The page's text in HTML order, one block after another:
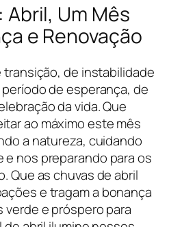
Um Mês
e Renovação
transição, de instabilidade
período de esperança, de
da vida. Que
ao máximo este mês
a natureza, cuidando
e nos preparando para os
Que as chuvas de abril
e tragam a bonança
verde e próspero para